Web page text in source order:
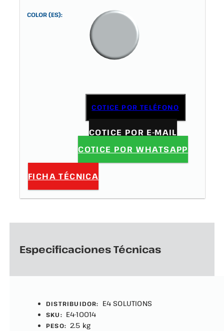
COLOR (ES):
COTICE POR TELÉFONO
COTICE POR E-MAIL
COTICE POR WHATSAPP
FICHA TÉCNICA
Especificaciones Técnicas
DISTRIBUIDOR: E4 SOLUTIONS
SKU: E4-10014
PESO: 2.5 kg